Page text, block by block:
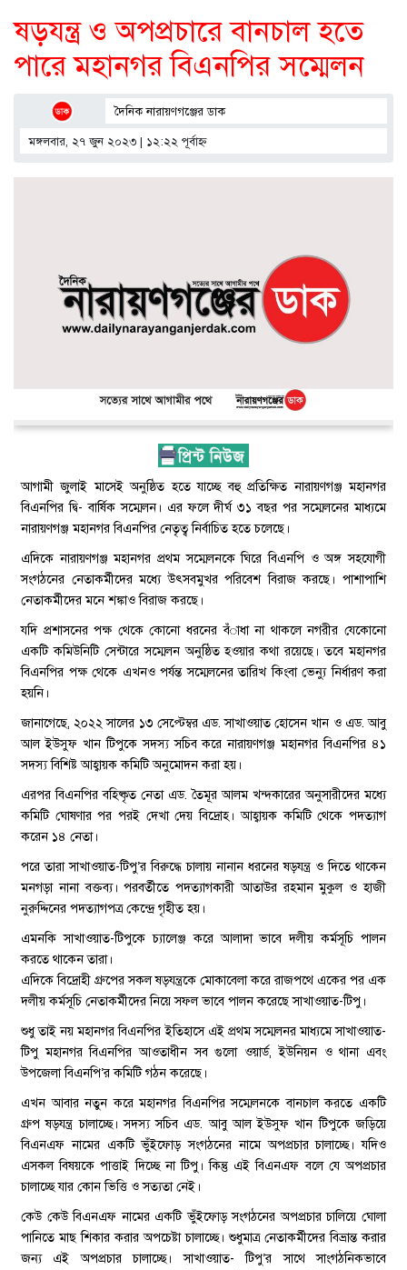
ষড়যন্ত্র ও অপপ্রচারে বানচাল হতে
পারে মহানগর বিএনপির সম্মেলন
দৈনিক নারায়ণগঞ্জের ডাক
মঙ্গলবার, ২৭ জুন ২০২৩ | ১২:২২ পূর্বাহ্ণ
আগামী জুলাই মাসেই অনুষ্ঠিত হতে যাচ্ছে বহু প্রতিক্ষিত নারায়ণগঞ্জ মহানগর
বিএনপির দ্বি- বার্ষিক সম্মেলন। এর ফলে দীর্ঘ ৩১ বছর পর সম্মেলনের মাধ্যমে
নারায়ণগঞ্জ মহানগর বিএনপির নেতৃত্ব নির্বাচিত হতে চলেছে।
এদিকে নারায়ণগঞ্জ মহানগর প্রথম সম্মেলনকে ঘিরে বিএনপি ও অঙ্গ সহযোগী
সংগঠনের নেতাকর্মীদের মধ্যে উৎসবমুখর পরিবেশ বিরাজ করছে। পাশাপাশি
নেতাকর্মীদের মনে শঙ্কাও বিরাজ করছে।
যদি প্রশাসনের পক্ষ থেকে কোনো ধরনের বঁাধা না থাকলে নগরীর যেকোনো
একটি কমিউনিটি সেন্টারে সম্মেলন অনুষ্ঠিত হওয়ার কথা রয়েছে। তবে মহানগর
বিএনপির পক্ষ থেকে এখনও পর্যন্ত সম্মেলনের তারিখ কিংবা ভেন্যু নির্ধারণ করা
হয়নি।
জানাগেছে, ২০২২ সালের ১৩ সেপ্টেম্বর এড. সাখাওয়াত হোসেন খান ও এড. আবু
আল ইউসুফ খান টিপুকে সদস্য সচিব করে নারায়ণগঞ্জ মহানগর বিএনপির ৪১
সদস্য বিশিষ্ট আহ্বায়ক কমিটি অনুমোদন করা হয়।
এরপর বিএনপির বহিষ্কৃত নেতা এড. তৈমূর আলম খন্দকারের অনুসারীদের মধ্যে
কমিটি ঘোষণার পর পরই দেখা দেয় বিদ্রোহ। আহ্বায়ক কমিটি থেকে পদত্যাগ
করেন ১৪ নেতা।
পরে তারা সাখাওয়াত-টিপু’র বিরুদ্ধে চালায় নানান ধরনের ষড়যন্ত্র ও দিতে থাকেন
মনগড়া নানা বক্তব্য। পরবর্তীতে পদত্যাগকারী আতাউর রহমান মুকুল ও হাজী
নুরুদ্দিনের পদত্যাগপত্র কেন্দ্রে গৃহীত হয়।
এমনকি সাখাওয়াত-টিপুকে চ্যালেঞ্জ করে আলাদা ভাবে দলীয় কর্মসূচি পালন
করতে থাকেন তারা।
এদিকে বিদ্রোহী গ্রুপের সকল ষড়যন্ত্রকে মোকাবেলা করে রাজপথে একের পর এক
দলীয় কর্মসূচি নেতাকর্মীদের নিয়ে সফল ভাবে পালন করেছে সাখাওয়াত-টিপু।
শুধু তাই নয় মহানগর বিএনপির ইতিহাসে এই প্রথম সম্মেলনর মাধ্যমে সাখাওয়াত-
টিপু মহানগর বিএনপির আওতাধীন সব গুলো ওয়ার্ড, ইউনিয়ন ও থানা এবং
উপজেলা বিএনপি’র কমিটি গঠন করেছে।
এখন আবার নতুন করে মহানগর বিএনপির সম্মেলনকে বানচাল করতে একটি
গ্রুপ ষড়যন্ত্র চালাচ্ছে। সদস্য সচিব এড. আবু আল ইউসুফ খান টিপুকে জড়িয়ে
বিএনএফ নামের একটি ভুঁইফোড় সংগঠনের নামে অপপ্রচার চালাচ্ছে। যদিও
এসকল বিষয়কে পাত্তাই দিচ্ছে না টিপু। কিন্তু এই বিএনএফ বলে যে অপপ্রচার
চালাচ্ছে যার কোন ভিত্তি ও সত্যতা নেই।
কেউ কেউ বিএনএফ নামের একটি ভুঁইফোড় সংগঠনের অপপ্রচার চালিয়ে ঘোলা
পানিতে মাছ শিকার করার অপচেষ্টা চালাচ্ছে। শুধুমাত্র নেতাকর্মীদের বিভ্রান্ত করার
জন্য এই অপপ্রচার চালাচ্ছে। সাখাওয়াত- টিপু’র সাথে সাংগঠনিকভাবে